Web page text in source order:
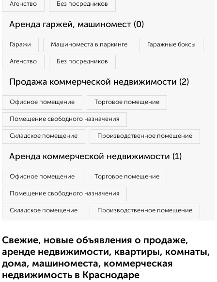
Агенство Без посредников
Аренда гаржей, машиномест (0)
Гаражи Машиноместа в паркинге Гаражные боксы
Агенство Без посредников
Продажа коммерческой недвижимости (2)
Офисное помещение Торговое помещение
Помещение свободного назначения
Складское помещение Производственное помещение
Аренда коммерческой недвижимости (1)
Офисное помещение Торговое помещение
Помещение свободного назначения
Складское помещение Производственное помещение
Свежие, новые объявления о продаже,
аренде недвижимости, квартиры, комнаты,
дома, машиноместа, коммерческая
недвижимость в Краснодаре